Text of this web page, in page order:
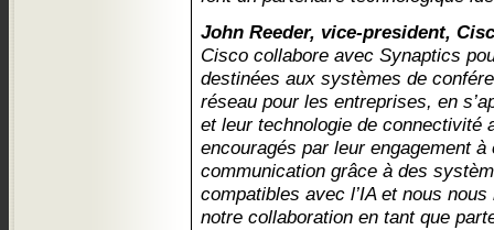
John Reeder, vice-president,
Cisco collabore avec Synaptics
destinées aux systèmes de
réseau pour les entreprises, en
et leur technologie de connectivité
encouragés par leur engagement
communication grâce à des
compatibles avec l’IA et nous
notre collaboration en tant que